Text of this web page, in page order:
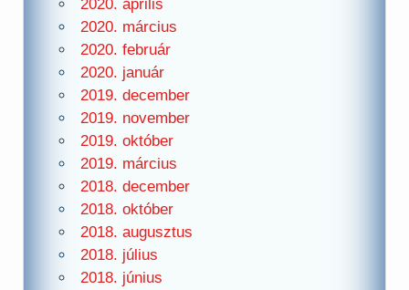
2020. április
2020. március
2020. február
2020. január
2019. december
2019. november
2019. október
2019. március
2018. december
2018. október
2018. augusztus
2018. július
2018. június